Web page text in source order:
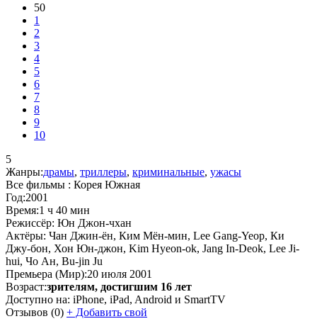
50
1
2
3
4
5
6
7
8
9
10
5
Жанры:драмы, триллеры, криминальные, ужасы
Все фильмы : Корея Южная
Год:2001
Время:1 ч 40 мин
Режиссёр: Юн Джон-чхан
Актёры: Чан Джин-ён, Ким Мён-мин, Lee Gang-Yeop, Ки
Джу-бон, Хон Юн-джон, Kim Hyeon-ok, Jang In-Deok, Lee Ji-
hui, Чо Ан, Bu-jin Ju
Премьера (Мир):20 июля 2001
Возраст:зрителям, достигшим 16 лет
Доступно на: iPhone, iPad, Android и SmartTV
Отзывов (0) + Добавить свой